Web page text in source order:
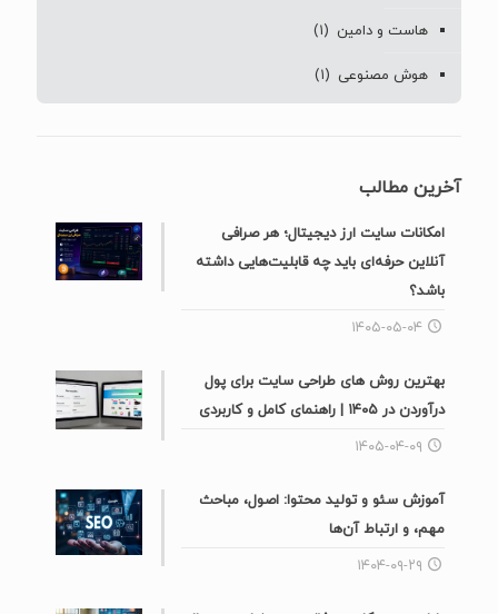
هاست و دامین (۱)
هوش مصنوعی (۱)
آخرین مطالب
امکانات سایت ارز دیجیتال؛ هر صرافی
آنلاین حرفه‌ای باید چه قابلیت‌هایی داشته
باشد؟
۱۴۰۵-۰۵-۰۴
بهترین روش های طراحی سایت برای پول
درآوردن در ۱۴۰۵ | راهنمای کامل و کاربردی
۱۴۰۵-۰۴-۰۹
آموزش سئو و تولید محتوا: اصول، مباحث
مهم، و ارتباط آن‌ها
۱۴۰۴-۰۹-۲۹